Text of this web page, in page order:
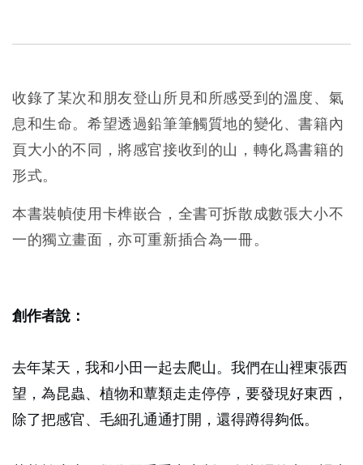
收錄了某次和朋友登山所見和所感受到的溫度、氣
息和生命。希望透過鉛筆筆觸質地的變化、書籍內
頁大小的不同，將感官接收到的山，轉化爲書籍的
形式。
本書裝幀使用卡榫嵌合，全書可拆散成數張大小不
一的獨立畫面，亦可重新插合為一冊。
創作者說：
去年某天，我和小田一起去爬山。我們在山裡東張西
望，為昆蟲、植物和蕈類走走停停，要發現好東西，
除了把感官、毛細孔通通打開，還得蹲得夠低。